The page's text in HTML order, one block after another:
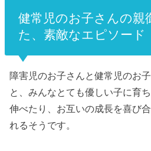
健常児のお子さんの親
た、素敵なエピソード
障害児のお子さんと健常児のお
と、みんなとても優しい子に育ち
伸べたり、お互いの成長を喜び
れるそうです。